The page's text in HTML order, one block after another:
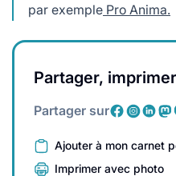
par exemple Pro Anima.
Partager,
Partager sur
Ajouter à mon carnet
Imprimer avec photo